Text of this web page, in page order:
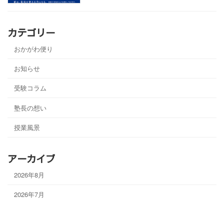
カテゴリー
おかがわ便り
お知らせ
受験コラム
塾長の想い
授業風景
アーカイブ
2026年8月
2026年7月